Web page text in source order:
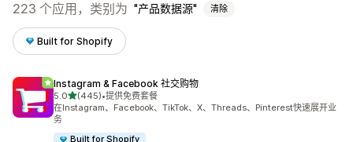
223 个应用，类别为 产品数据源 清除
Built for Shopify
Instagram & Facebook 社交购物
5.0星（满分 5 星）
(445)
总共 445 条评论
•提供免费套餐
在Instagram、Facebook、TikTok、X、Threads、Pinterest快速展开业
务
Built for Shopify